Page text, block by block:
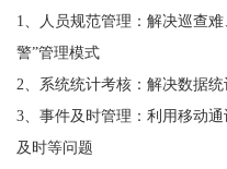
1、人员规范管理：解决巡查
警”管理模式
2、系统统计考核：解决数据
3、事件及时管理：利用移动
及时等问题